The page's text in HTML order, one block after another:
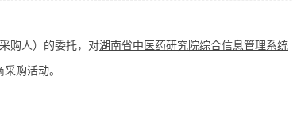
采购人）的委托，对湖南省中医药研究院综合信息管理系统
购活动。